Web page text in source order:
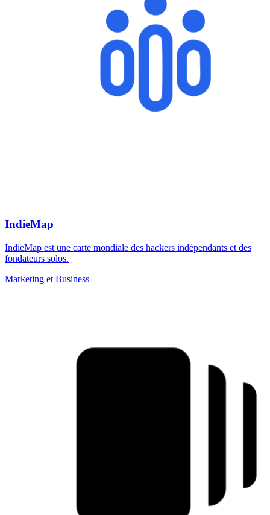
IndieMap
IndieMap est une carte mondiale des hackers indépendants et des
fondateurs solos.
Marketing et Business